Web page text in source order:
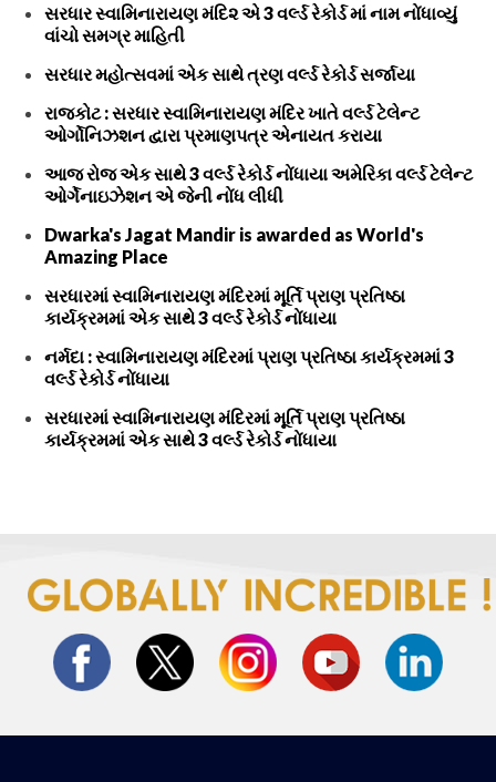
સરધાર સ્વામિનારાયણ મંદિ૨ એ 3 વર્લ્ડ રેકોર્ડ માં નામ નોંધાવ્યું
વાંચો સમગ્ર માહિતી
સરધાર મહોત્સવમાં એક સાથે ત્રણ વર્લ્ડ રેકોર્ડ સર્જાયા
રાજકોટ : સરધાર સ્વામિનારાયણ મંદિર ખાતે વર્લ્ડ ટેલેન્ટ
ઓર્ગોનિઝશન દ્વારા પ્રમાણપત્ર એનાયત કરાયા
આજ રોજ એક સાથે 3 વર્લ્ડ રેકોર્ડ નોંધાયા અમેરિકા વર્લ્ડ ટેલેન્ટ
ઓર્ગેનાઇઝેશન એ જેની નોંધ લીધી
Dwarka's Jagat Mandir is awarded as World's
Amazing Place
સરધારમાં સ્વામિનારાયણ મંદિરમાં મૂર્તિ પ્રાણ પ્રતિષ્ઠા
કાર્યક્રમમાં એક સાથે 3 વર્લ્ડ રેકોર્ડ નોંધાયા
નર્મદા : સ્વામિનારાયણ મંદિરમાં પ્રાણ પ્રતિષ્ઠા કાર્યક્રમમાં 3
વર્લ્ડ રેકોર્ડ નોંધાયા
સરધારમાં સ્વામિનારાયણ મંદિરમાં મૂર્તિ પ્રાણ પ્રતિષ્ઠા
કાર્યક્રમમાં એક સાથે 3 વર્લ્ડ રેકોર્ડ નોંધાયા